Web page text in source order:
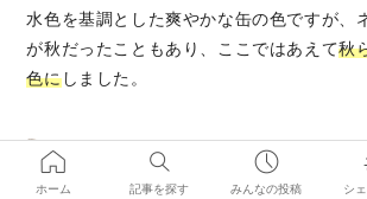
水色を基調とした爽やかな缶の色ですが、
が秋だったこともあり、ここではあえて秋
色にしました。
ヤッホーブルーイング『インドの
ホーム 記事を探す みんなの投稿 シ